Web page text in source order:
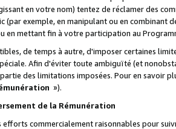
en votre nom) tentez de réclamer des
(par exemple, en manipulant ou en combinant
en mettant fin à votre participation au
de temps à autre, d'imposer certaines
Afin d'éviter toute ambiguïté (et
des limitations imposées. Pour en savoir
»).
de la Rémunération
commercialement raisonnables pour